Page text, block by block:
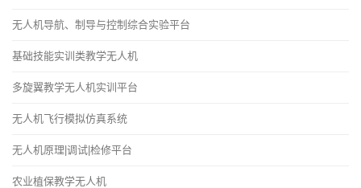
无人机导航、制导与控制综合实验平台
基础技能实训类教学无人机
多旋翼教学无人机实训平台
无人机飞行模拟仿真系统
无人机原理|调试|检修平台
农业植保教学无人机